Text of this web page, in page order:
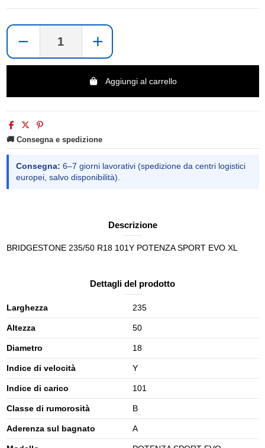
− +
Aggiungi al carrello
🚚 Consegna e spedizione
Consegna: 6–7 giorni lavorativi (spedizione da centri logistici
europei, salvo disponibilità).
Descrizione
BRIDGESTONE 235/50 R18 101Y POTENZA SPORT EVO XL
Dettagli del prodotto
Larghezza 235
Altezza 50
Diametro 18
Indice di velocità Y
Indice di carico 101
Classe di rumorosità B
Aderenza sul bagnato A